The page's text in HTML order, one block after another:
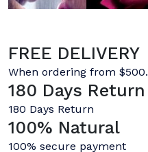
FREE DELIVERY
When ordering from $500.
180 Days Return
180 Days Return
100% Natural
100% secure payment